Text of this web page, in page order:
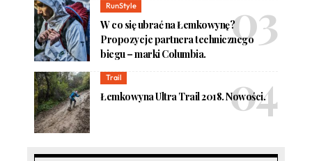
RunStyle
W co się ubrać na Łemkowynę?
Propozycje partnera technicznego
biegu – marki Columbia.
Trail
Łemkowyna Ultra Trail 2018. Nowości.